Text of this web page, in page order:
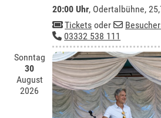
20:00 Uhr, Odertalbühne,
Tickets oder
03332 538 111
Sonntag
30
August
2026